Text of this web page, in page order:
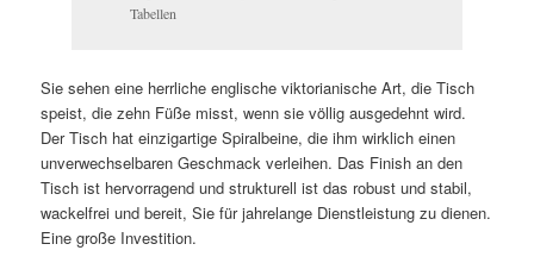
Tabellen
Sie sehen eine herrliche englische viktorianische Art, die Tisch
speist, die zehn Füße misst, wenn sie völlig ausgedehnt wird.
Der Tisch hat einzigartige Spiralbeine, die ihm wirklich einen
unverwechselbaren Geschmack verleihen. Das Finish an den
Tisch ist hervorragend und strukturell ist das robust und stabil,
wackelfrei und bereit, Sie für jahrelange Dienstleistung zu dienen.
Eine große Investition.